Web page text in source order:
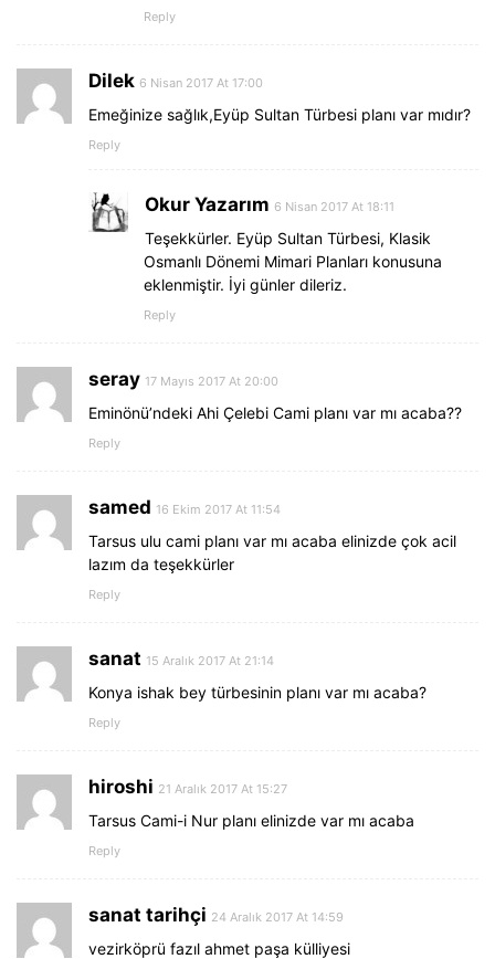
Reply
Dilek 6 Nisan 2017 At 17:00
Emeğinize sağlık,Eyüp Sultan Türbesi planı var mıdır?
Reply
Okur Yazarım 6 Nisan 2017 At 18:11
Teşekkürler. Eyüp Sultan Türbesi, Klasik
Osmanlı Dönemi Mimari Planları konusuna
eklenmiştir. İyi günler dileriz.
Reply
seray 17 Mayıs 2017 At 20:00
Eminönü’ndeki Ahi Çelebi Cami planı var mı acaba??
Reply
samed 16 Ekim 2017 At 11:54
Tarsus ulu cami planı var mı acaba elinizde çok acil
lazım da teşekkürler
Reply
sanat 15 Aralık 2017 At 21:14
Konya ishak bey türbesinin planı var mı acaba?
Reply
hiroshi 21 Aralık 2017 At 15:27
Tarsus Cami-i Nur planı elinizde var mı acaba
Reply
sanat tarihçi 24 Aralık 2017 At 14:59
vezirköprü fazıl ahmet paşa külliyesi